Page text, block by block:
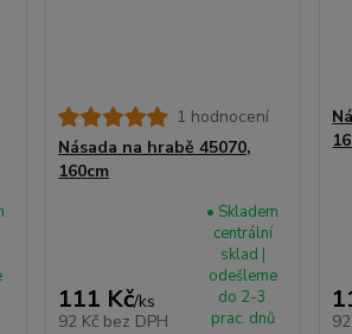
1 hodnocení
Násada na hrabě 45070,
160cm
111 Kč/ks
92 Kč bez DPH
• Skladem
centrální
sklad |
odešleme
do 2-3
prac. dnů